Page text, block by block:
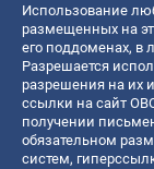
Использование
размещенных на
его поддоменах, в
Разрешается
разрешения на их
ссылки на сайт
получении
обязательном
систем,